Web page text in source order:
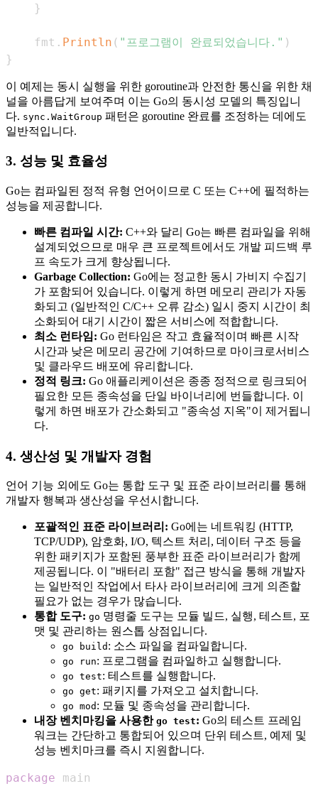
}
	fmt
. Println ( "프로그램이 완료되었습니다." )
}
이 예제는 동시 실행을 위한 goroutine과 안전한 통신을 위한 채
널을 아름답게 보여주며 이는 Go의 동시성 모델의 특징입니
다. sync.WaitGroup 패턴은 goroutine 완료를 조정하는 데에도
일반적입니다.
3. 성능 및 효율성
Go는 컴파일된 정적 유형 언어이므로 C 또는 C++에 필적하는
성능을 제공합니다.
빠른 컴파일 시간: C++와 달리 Go는 빠른 컴파일을 위해
설계되었으므로 매우 큰 프로젝트에서도 개발 피드백 루
프 속도가 크게 향상됩니다.
Garbage Collection: Go에는 정교한 동시 가비지 수집기
가 포함되어 있습니다. 이렇게 하면 메모리 관리가 자동
화되고 (일반적인 C/C++ 오류 감소) 일시 중지 시간이 최
소화되어 대기 시간이 짧은 서비스에 적합합니다.
최소 런타임: Go 런타임은 작고 효율적이며 빠른 시작
시간과 낮은 메모리 공간에 기여하므로 마이크로서비스
및 클라우드 배포에 유리합니다.
정적 링크: Go 애플리케이션은 종종 정적으로 링크되어
필요한 모든 종속성을 단일 바이너리에 번들합니다. 이
렇게 하면 배포가 간소화되고 "종속성 지옥"이 제거됩니
다.
4. 생산성 및 개발자 경험
언어 기능 외에도 Go는 통합 도구 및 표준 라이브러리를 통해
개발자 행복과 생산성을 우선시합니다.
포괄적인 표준 라이브러리: Go에는 네트워킹 (HTTP,
TCP/UDP), 암호화, I/O, 텍스트 처리, 데이터 구조 등을
위한 패키지가 포함된 풍부한 표준 라이브러리가 함께
제공됩니다. 이 "배터리 포함" 접근 방식을 통해 개발자
는 일반적인 작업에서 타사 라이브러리에 크게 의존할
필요가 없는 경우가 많습니다.
통합 도구: go 명령줄 도구는 모듈 빌드, 실행, 테스트, 포
맷 및 관리하는 원스톱 상점입니다.
go build : 소스 파일을 컴파일합니다.
go run: 프로그램을 컴파일하고 실행합니다.
go test: 테스트를 실행합니다.
go get: 패키지를 가져오고 설치합니다.
go mod : 모듈 및 종속성을 관리합니다.
내장 벤치마킹을 사용한 go test: Go의 테스트 프레임
워크는 간단하고 통합되어 있으며 단위 테스트, 예제 및
성능 벤치마크를 즉시 지원합니다.
package